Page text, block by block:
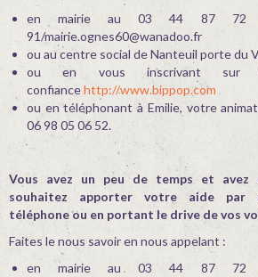
Location salle des fêtes
en mairie au 03 44 87 72
91/mairie.ognes60@wanadoo.fr
ou au centre social de Nanteuil porte du
ou en vous inscrivant sur
confiancehttp://www.bippop.com
ou en téléphonant à Emilie, votre
06 98 05 06 52.
Vous avez un peu de temps et avez
souhaitez apporter votre aide par
téléphone ou en portant le drive de vos
Faites le nous savoir en nous appelant :
en mairie au 03 44 87 72